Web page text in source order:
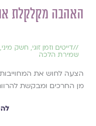
האהבה מקלקלת
//דייטים וזמן זוגי, חשק מיני,
שמירת הלכה
הצעה לחוש את
מן החרכים ומבקשת